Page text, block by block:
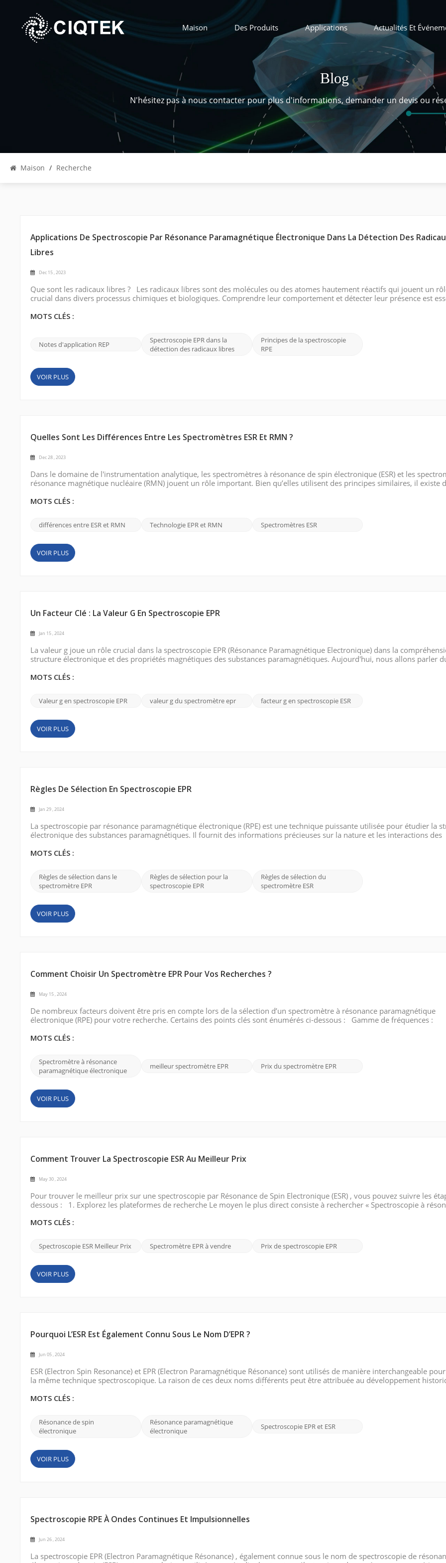
Maison Des Produits Applications Actualités Et
Blog
N'hésitez pas à nous contacter pour plus d'informations, demander un devis ou
Maison / Recherche
Applications De Spectroscopie Par Résonance Paramagnétique Électronique Dans La Détection Des
Libres
Dec 15 , 2023
Que sont les radicaux libres ? Les radicaux libres sont des molécules ou des atomes hautement réactifs qui jouent un
crucial dans divers processus chimiques et biologiques. Comprendre leur comportement et détecter leur présence est
et chimiques. Image v...
MOTS CLÉS :
Notes d'application REP
Spectroscopie EPR dans la
détection des radicaux libres
Principes de la spectroscopie
RPE
VOIR PLUS
Quelles Sont Les Différences Entre Les Spectromètres ESR Et RMN ?
Dec 28 , 2023
Dans le domaine de l'instrumentation analytique, les spectromètres à résonance de spin électronique (ESR) et les
résonance magnétique nucléaire (RMN) jouent un rôle important. Bien qu’elles utilisent des principes similaires, il existe
(ESR) sont utilisé...
MOTS CLÉS :
différences entre ESR et RMN Technologie EPR et RMN Spectromètres ESR
VOIR PLUS
Un Facteur Clé : La Valeur G En Spectroscopie EPR
Jan 15 , 2024
La valeur g joue un rôle crucial dans la spectroscopie EPR (Résonance Paramagnétique Electronique) dans la
structure électronique et des propriétés magnétiques des substances paramagnétiques. Aujourd'hui, nous allons parler
constante de proportionnal...
MOTS CLÉS :
Valeur g en spectroscopie EPR valeur g du spectromètre epr facteur g en spectroscopie ESR
VOIR PLUS
Règles De Sélection En Spectroscopie EPR
Jan 29 , 2024
La spectroscopie par résonance paramagnétique électronique (RPE) est une technique puissante utilisée pour étudier la
électronique des substances paramagnétiques. Il fournit des informations précieuses sur la nature et les interactions des
autorisent ou interdis...
MOTS CLÉS :
Règles de sélection dans le
spectromètre EPR
Règles de sélection pour la
spectroscopie EPR
Règles de sélection du
spectromètre ESR
VOIR PLUS
Comment Choisir Un Spectromètre EPR Pour Vos Recherches ?
May 15 , 2024
De nombreux facteurs doivent être pris en compte lors de la sélection d’un spectromètre à résonance paramagnétique
électronique (RPE) pour votre recherche. Certains des points clés sont énumérés ci-dessous : Gamme de fréquences :
fréquences, telles que la bande X, la band...
MOTS CLÉS :
Spectromètre à résonance
paramagnétique électronique
meilleur spectromètre EPR Prix ​​du spectromètre EPR
VOIR PLUS
Comment Trouver La Spectroscopie ESR Au Meilleur Prix
May 30 , 2024
Pour trouver le meilleur prix sur une spectroscopie par Résonance de Spin Electronique (ESR) , vous pouvez suivre les
dessous : 1. Explorez les plateformes de recherche Le moyen le plus direct consiste à rechercher « Spectroscopie à
marché, soldes, a...
MOTS CLÉS :
Spectroscopie ESR Meilleur Prix Spectromètre EPR à vendre Prix ​​​​de spectroscopie EPR
VOIR PLUS
Pourquoi L’ESR Est Également Connu Sous Le Nom D’EPR ?
Jun 05 , 2024
ESR (Electron Spin Resonance) et EPR (Electron Paramagnétique Résonance) sont utilisés de manière interchangeable
la même technique spectroscopique. La raison de ces deux noms différents peut être attribuée au développement
électronique . I...
MOTS CLÉS :
Résonance de spin
électronique
Résonance paramagnétique
électronique
Spectroscopie EPR et ESR
VOIR PLUS
Spectroscopie RPE À Ondes Continues Et Impulsionnelles
Jun 26 , 2024
La spectroscopie EPR (Electron Paramagnétique Résonance) , également connue sous le nom de spectroscopie de